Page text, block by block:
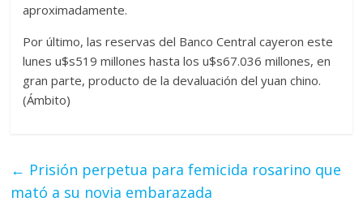
aproximadamente.
Por último, las reservas del Banco Central cayeron este
lunes u$s519 millones hasta los u$s67.036 millones, en
gran parte, producto de la devaluación del yuan chino.
(Ámbito)
← Prisión perpetua para femicida rosarino que
mató a su novia embarazada